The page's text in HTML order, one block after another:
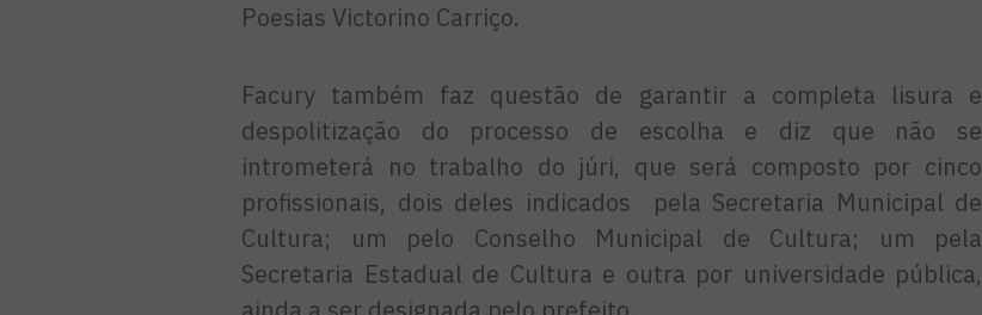
Poesias Victorino Carriço.
Facury também faz questão de garantir a completa lisura e
despolitização do processo de escolha e diz que não se
intrometerá no trabalho do júri, que será composto por cinco
profissionais, dois deles indicados pela Secretaria Municipal de
Cultura; um pelo Conselho Municipal de Cultura; um pela
Secretaria Estadual de Cultura e outra por universidade pública,